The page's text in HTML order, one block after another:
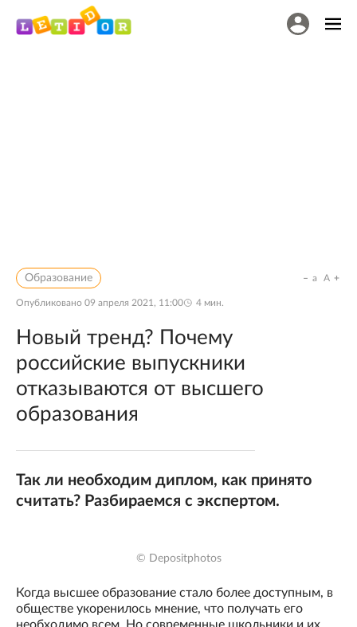
Образование
Опубликовано 09 апреля 2021, 11:00 4 мин.
a A
Новый тренд? Почему
российские выпускники
отказываются от высшего
образования
Так ли необходим диплом, как принято
считать? Разбираемся с экспертом.
© Depositphotos
Когда высшее образование стало более доступным, в
обществе укоренилось мнение, что получать его